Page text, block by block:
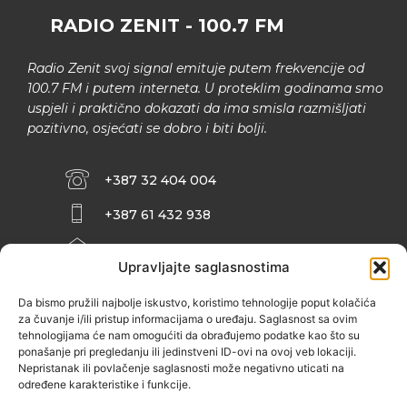
Upravljajte saglasnostima
Da bismo pružili najbolje iskustvo, koristimo tehnologije poput kolačića
za čuvanje i/ili pristup informacijama o uređaju. Saglasnost sa ovim
tehnologijama će nam omogućiti da obrađujemo podatke kao što su
ponašanje pri pregledanju ili jedinstveni ID-ovi na ovoj veb lokaciji.
Nepristanak ili povlačenje saglasnosti može negativno uticati na
određene karakteristike i funkcije.
RADIO ZENIT - 100.7 FM
Radio Zenit svoj signal emituje putem frekvencije od
100.7 FM i putem interneta. U proteklim godinama smo
uspjeli i praktično dokazati da ima smisla razmišljati
pozitivno, osjećati se dobro i biti bolji.
+387 32 404 004
+387 61 432 938
INFO@ZENIT.BA
ZENIČANKA, 3. SPRAT), 72000 ZENICA